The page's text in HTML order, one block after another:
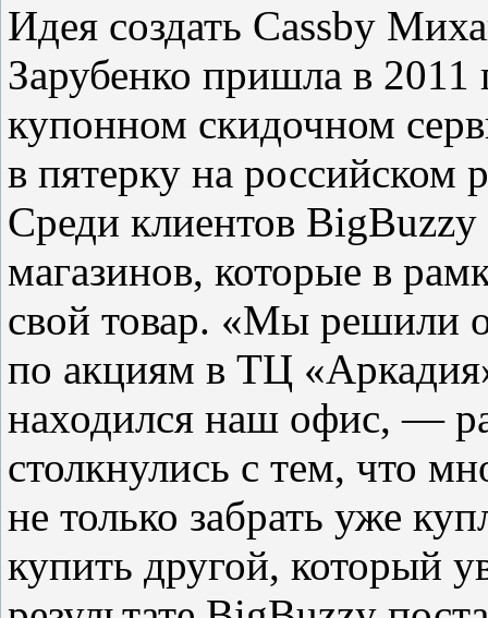
Идея создать Cassby
Зарубенко пришла в 2011
купонном скидочном
в пятерку на
Среди клиентов
магазинов, которые в
свой товар. «Мы решили
по акциям в ТЦ
находился наш офис, —
столкнулись с тем, что
не только забрать уже
купить другой, который